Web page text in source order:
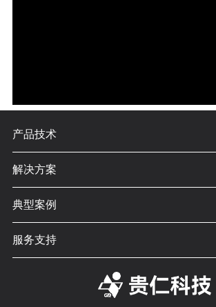
产品技术
解决方案
典型案例
服务支持